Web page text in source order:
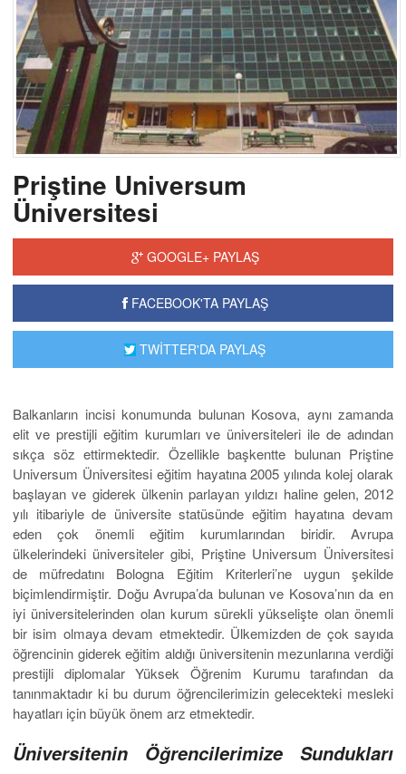
Priştine Universum
Üniversitesi
GOOGLE+ PAYLAŞ
FACEBOOK'TA PAYLAŞ
TWİTTER'DA PAYLAŞ
Balkanların incisi konumunda bulunan Kosova, aynı zamanda
elit ve prestijli eğitim kurumları ve üniversiteleri ile de adından
sıkça söz ettirmektedir. Özellikle başkentte bulunan Priştine
Universum Üniversitesi eğitim hayatına 2005 yılında kolej olarak
başlayan ve giderek ülkenin parlayan yıldızı haline gelen, 2012
yılı itibariyle de üniversite statüsünde eğitim hayatına devam
eden çok önemli eğitim kurumlarından biridir. Avrupa
ülkelerindeki üniversiteler gibi, Priştine Universum Üniversitesi
de müfredatını Bologna Eğitim Kriterleri’ne uygun şekilde
biçimlendirmiştir. Doğu Avrupa’da bulunan ve Kosova’nın da en
iyi üniversitelerinden olan kurum sürekli yükselişte olan önemli
bir isim olmaya devam etmektedir. Ülkemizden de çok sayıda
öğrencinin giderek eğitim aldığı üniversitenin mezunlarına verdiği
prestijli diplomalar Yüksek Öğrenim Kurumu tarafından da
tanınmaktadır ki bu durum öğrencilerimizin gelecekteki mesleki
hayatları için büyük önem arz etmektedir.
Üniversitenin Öğrencilerimize Sundukları